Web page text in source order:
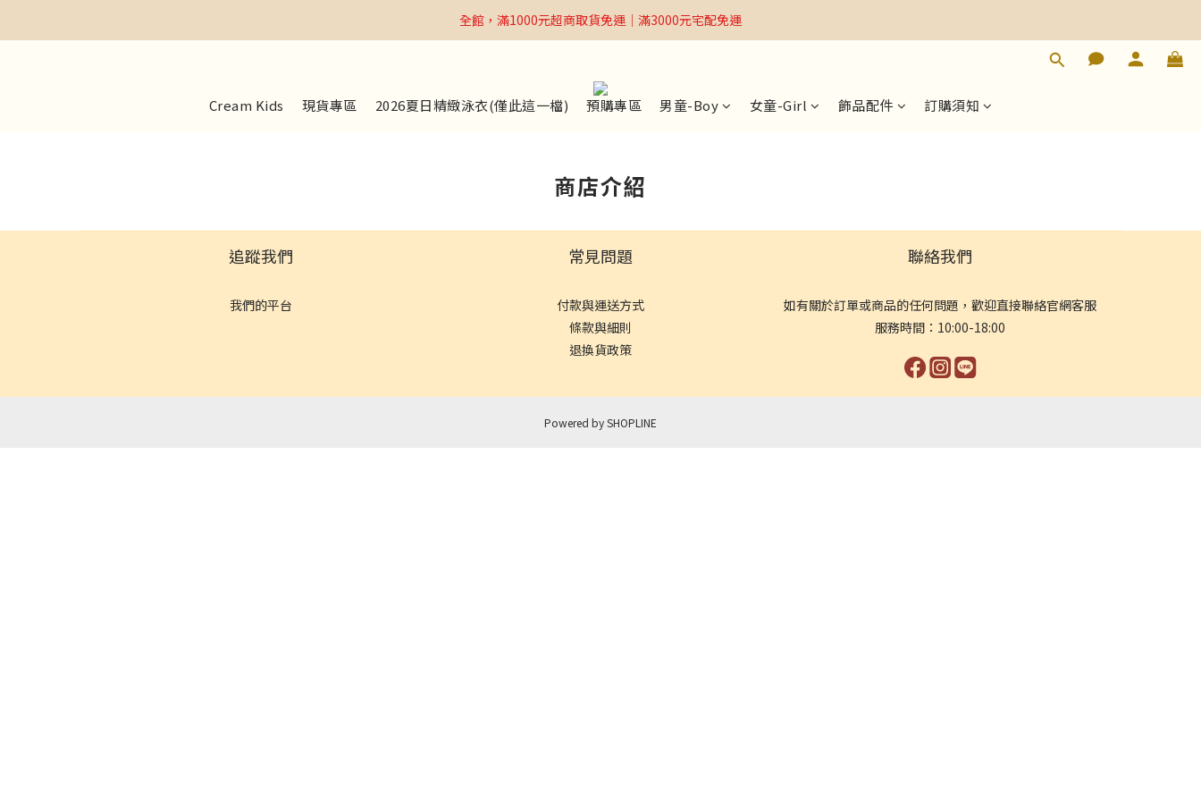
全館，滿1000元超商取貨免運｜滿3000元宅配免運
全館，滿1000元超商取貨免運｜滿3000元宅配免運
全館，滿1000元超商取貨免運｜滿3000元宅配免運
Cream Kids 現貨專區 2026夏日精緻泳衣(僅此這一檔) 預購專區 男童-Boy 女童-Girl 飾品配件 訂購須知
商店介紹
追蹤我們
我們的平台
常見問題
付款與運送方式
條款與細則
退換貨政策
聯絡我們
如有關於訂單或商品的任何問題，歡迎直接聯絡官網客服
服務時間：10:00-18:00
Powered by SHOPLINE